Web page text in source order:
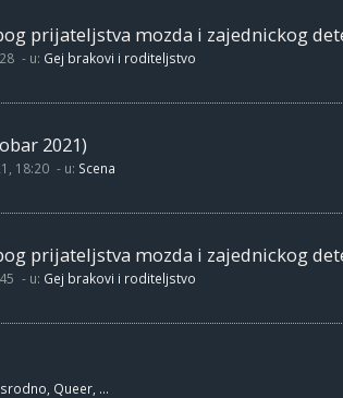
prijateljstva mozda i zajednickog
- u: Gej brakovi i roditeljstvo
2021)
18:20 - u: Scena
prijateljstva mozda i zajednickog
- u: Gej brakovi i roditeljstvo
Queer, ...